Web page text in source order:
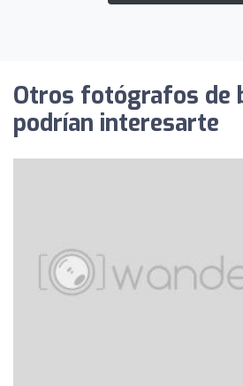
Otros fotógrafos de
podrían interesarte